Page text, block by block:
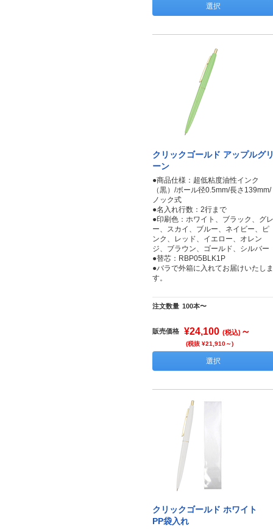
選択
クリックゴールド アップルグ
ーン
●商品仕様：超低粘度油性インク
（黒）/ボール径0.5mm/長さ139mm/
ノック式
●名入れ行数：2行まで
●印刷色：ホワイト、ブラック、グレ
ー、スカイ、ブルー、ネイビー、ピ
ンク、レッド、イエロー、オレン
ジ、ブラウン、ゴールド、シルバー
●替芯：RBP05BLK1P
●バラで外箱に入れてお届けいたしま
す。
注文数量 100本〜
販売価格 ¥24,100 (税込) ～
(税抜 ¥21,910～)
選択
クリックゴールド ホワイト
PP袋入れ